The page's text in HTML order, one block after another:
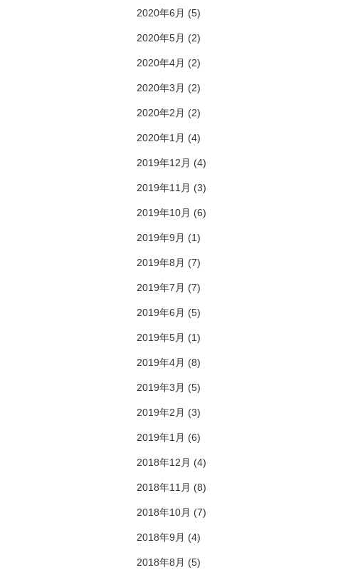
2020年6月 (5)
2020年5月 (2)
2020年4月 (2)
2020年3月 (2)
2020年2月 (2)
2020年1月 (4)
2019年12月 (4)
2019年11月 (3)
2019年10月 (6)
2019年9月 (1)
2019年8月 (7)
2019年7月 (7)
2019年6月 (5)
2019年5月 (1)
2019年4月 (8)
2019年3月 (5)
2019年2月 (3)
2019年1月 (6)
2018年12月 (4)
2018年11月 (8)
2018年10月 (7)
2018年9月 (4)
2018年8月 (5)